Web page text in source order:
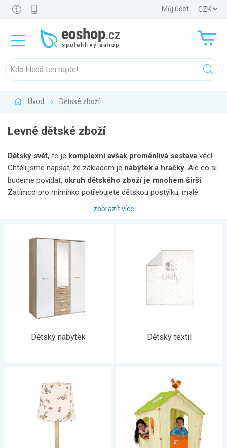
Můj účet
Úvod Dětské zboží
Levné dětské zboží
Dětský svět, to je komplexní avšak proměnlivá sestava věcí.
Chtěli jsme napsat, že základem je nábytek a hračky. Ale co si
budeme povídat, okruh dětského zboží je mnohem širší.
Zatímco pro miminko potřebujete dětskou postýlku, malé
bezpečné hračky, vaničku, kočárek, "vajíčko" do auta, dětskou
předškoláka edukativní hračky a větší postel, pro školáka školní
potřeby, psací stůl, aktovku... Je to
obrovský kolotoč, z kterého
se nevymaníte asi až do doby, než děti odejdou z domu.
Zvládněte každou obměnu dětských produktů - vybavení
hraček a dalších potřeb pro děti
bravurně a bez starostí s
naším eshopem, kde nakoupíte
pohodlně, rychle a snadno
všechno
, počínaje hračkami až po kompletní sestavy
zobrazít více
Dětský nábytek Dětský textil